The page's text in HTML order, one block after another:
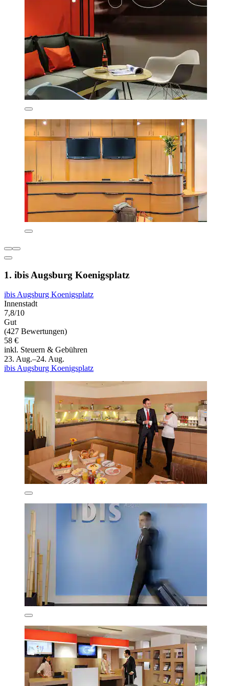
1. ibis Augsburg Koenigsplatz
ibis Augsburg Koenigsplatz
Innenstadt
7,8/10
Gut
(427 Bewertungen)
58 €
inkl. Steuern & Gebühren
23. Aug.–24. Aug.
ibis Augsburg Koenigsplatz